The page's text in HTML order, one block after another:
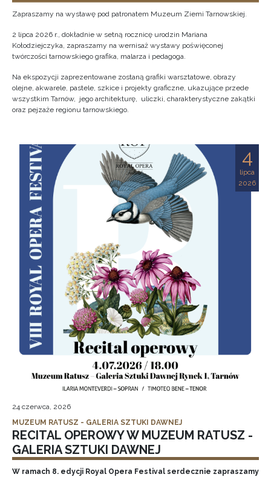
Zapraszamy na wystawę pod patronatem Muzeum Ziemi Tarnowskiej.
2 lipca 2026 r., dokładnie w setną rocznicę urodzin Mariana
Kołodziejczyka, zapraszamy na wernisaż wystawy poświęconej
twórczości tarnowskiego grafika, malarza i pedagoga.
Na ekspozycji zaprezentowane zostaną grafiki warsztatowe, obrazy
olejne, akwarele, pastele, szkice i projekty graficzne, ukazujące przede
wszystkim Tarnów, jego architekturę, uliczki, charakterystyczne zakątki
oraz pejzaże regionu tarnowskiego.
4
lipca
2026
24 czerwca, 2026
MUZEUM RATUSZ - GALERIA SZTUKI DAWNEJ
RECITAL OPEROWY W MUZEUM RATUSZ -
GALERIA SZTUKI DAWNEJ
W ramach 8. edycji Royal Opera Festival serdecznie zapraszamy